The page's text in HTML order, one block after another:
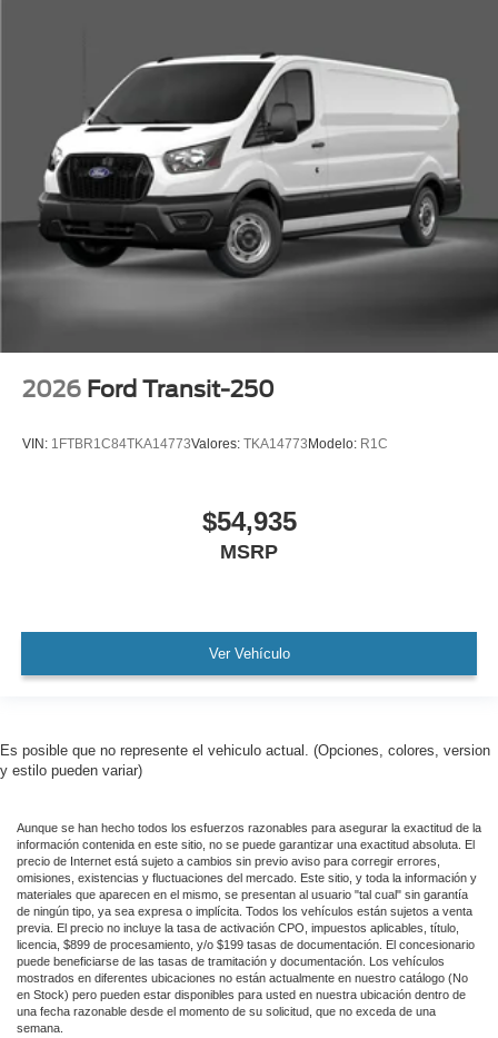
2026 Ford Transit-250
VIN: 1FTBR1C84TKA14773Valores: TKA14773 Modelo: R1C
$54,935
MSRP
Ver Vehículo
Es posible que no represente el vehiculo actual. (Opciones, colores, version
y estilo pueden variar)
Aunque se han hecho todos los esfuerzos razonables para asegurar la exactitud de la
información contenida en este sitio, no se puede garantizar una exactitud absoluta. El
precio de Internet está sujeto a cambios sin previo aviso para corregir errores,
omisiones, existencias y fluctuaciones del mercado. Este sitio, y toda la información y
materiales que aparecen en el mismo, se presentan al usuario "tal cual" sin garantía
de ningún tipo, ya sea expresa o implícita. Todos los vehículos están sujetos a venta
previa. El precio no incluye la tasa de activación CPO, impuestos aplicables, título,
licencia, $899 de procesamiento, y/o $199 tasas de documentación. El concesionario
puede beneficiarse de las tasas de tramitación y documentación. Los vehículos
mostrados en diferentes ubicaciones no están actualmente en nuestro catálogo (No
en Stock) pero pueden estar disponibles para usted en nuestra ubicación dentro de
una fecha razonable desde el momento de su solicitud, que no exceda de una
semana.